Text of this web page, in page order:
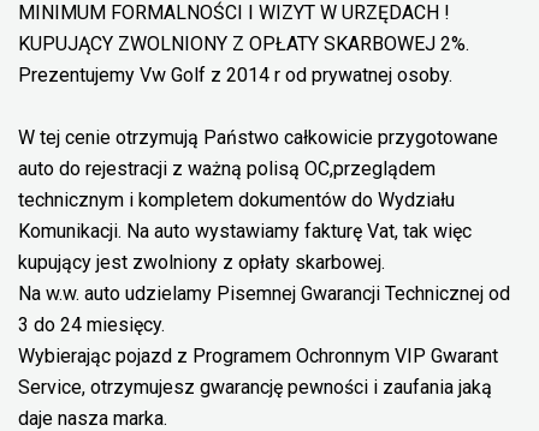
MINIMUM FORMALNOŚCI I WIZYT W URZĘDACH !
KUPUJĄCY ZWOLNIONY Z OPŁATY SKARBOWEJ 2%.
Prezentujemy Vw Golf z 2014 r od prywatnej osoby.
W tej cenie otrzymują Państwo całkowicie przygotowane
auto do rejestracji z ważną polisą OC,przeglądem
technicznym i kompletem dokumentów do Wydziału
Komunikacji. Na auto wystawiamy fakturę Vat, tak więc
kupujący jest zwolniony z opłaty skarbowej.
Na w.w. auto udzielamy Pisemnej Gwarancji Technicznej od
3 do 24 miesięcy.
Wybierając pojazd z Programem Ochronnym VIP Gwarant
Service, otrzymujesz gwarancję pewności i zaufania jaką
daje nasza marka.